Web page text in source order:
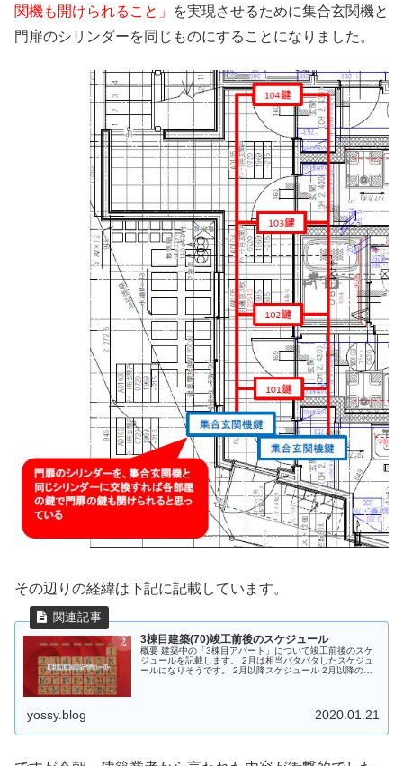
関機も開けられること」
を実現させるために集合玄関機と
門扉のシリンダーを同じものにすることになりました。
その辺りの経緯は下記に記載しています。
3棟目建築(70)竣工前後のスケジュール
概要 建築中の「3棟目アパート」について竣工前後のスケ
ジュールを記載します。 2月は相当バタバタしたスケジュ
ールになりそうです。 2月以降スケジュール 2月以降のス
yossy.blog 2020.01.21